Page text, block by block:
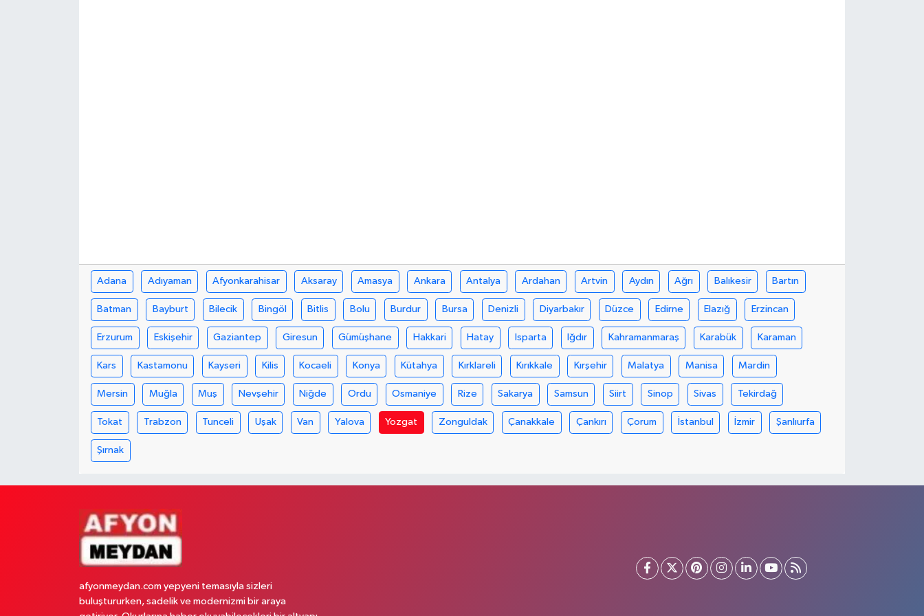
Adana Adıyaman Afyonkarahisar Aksaray Amasya Ankara Antalya Ardahan Artvin Aydın Ağrı Balıkesir Bartın
Batman Bayburt Bilecik Bingöl Bitlis Bolu Burdur Bursa Denizli Diyarbakır Düzce Edirne Elazığ Erzincan
Erzurum Eskişehir Gaziantep Giresun Gümüşhane Hakkari Hatay Isparta Iğdır Kahramanmaraş Karabük Karaman
Kars Kastamonu Kayseri Kilis Kocaeli Konya Kütahya Kırklareli Kırıkkale Kırşehir Malatya Manisa Mardin
Mersin Muğla Muş Nevşehir Niğde Ordu Osmaniye Rize Sakarya Samsun Siirt Sinop Sivas Tekirdağ
Tokat Trabzon Tunceli Uşak Van Yalova Yozgat Zonguldak Çanakkale Çankırı Çorum İstanbul İzmir Şanlıurfa
Şırnak
afyonmeydan.com yepyeni temasıyla sizleri
buluştururken, sadelik ve modernizmi bir araya